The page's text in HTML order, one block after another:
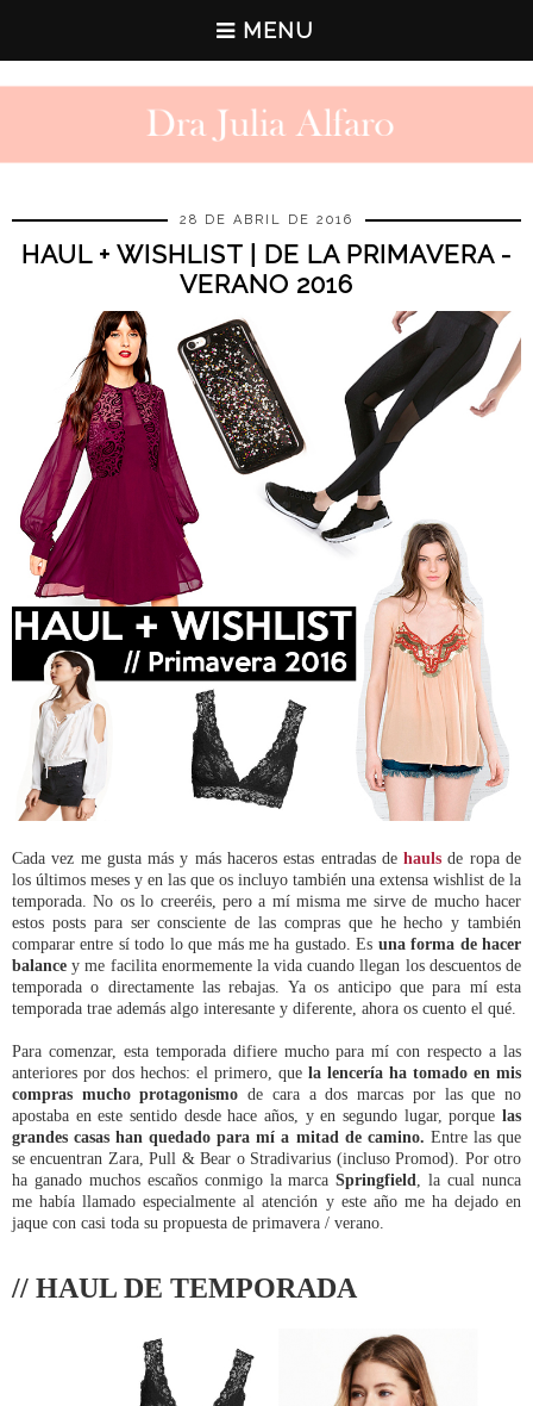
MENU
28 DE ABRIL DE 2016
HAUL + WISHLIST | DE LA PRIMAVERA -
VERANO 2016
Cada vez me gusta más y más haceros estas entradas dehauls de ropa de
los últimos meses y en las que os incluyo también una extensa wishlist de la
temporada. No os lo creeréis, pero a mí misma me sirve de mucho hacer
estos posts para ser consciente de las compras que he hecho y también
comparar entre sí todo lo que más me ha gustado. Es una forma de hacer
balance y me facilita enormemente la vida cuando llegan los descuentos de
temporada o directamente las rebajas. Ya os anticipo que para mí esta
temporada trae además algo interesante y diferente, ahora os cuento el qué.
Para comenzar, esta temporada difiere mucho para mí con respecto a las
anteriores por dos hechos: el primero, que la lencería ha tomado en mis
compras mucho protagonismo de cara a dos marcas por las que no
apostaba en este sentido desde hace años, y en segundo lugar, porque las
grandes casas han quedado para mí a mitad de camino. Entre las que
se encuentran Zara, Pull & Bear o Stradivarius (incluso Promod). Por otro
ha ganado muchos escaños conmigo la marcaSpringfield , la cual nunca
me había llamado especialmente al atención y este año me ha dejado en
jaque con casi toda su propuesta de primavera / verano.
// HAUL DE TEMPORADA